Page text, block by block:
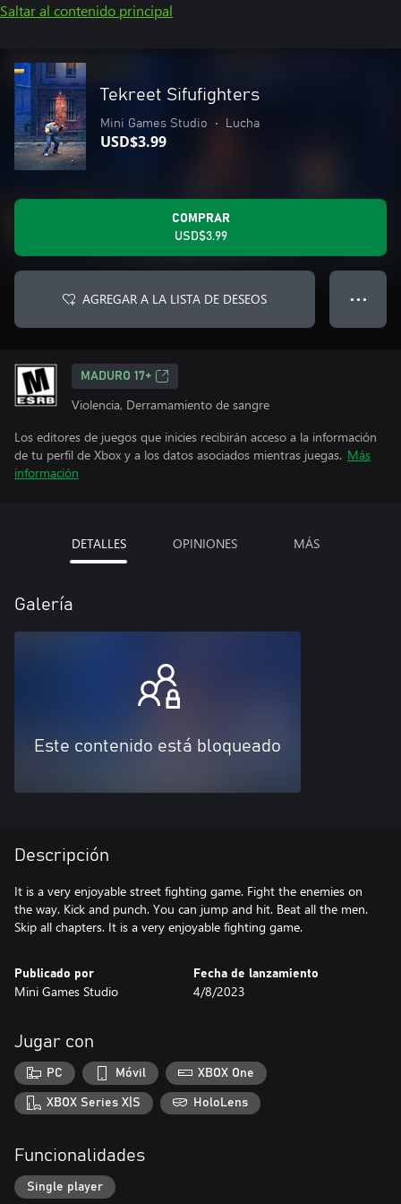
Saltar al contenido principal
Tekreet Sifufighters
Mini Games Studio • Lucha
USD$3.99
COMPRAR
USD$3.99
AGREGAR A LA LISTA DE DESEOS ● ● ●
MADURO 17+
Violencia, Derramamiento de sangre
Los editores de juegos que inicies recibirán acceso a la información
de tu perfil de Xbox y a los datos asociados mientras juegas. Más
información
DETALLES OPINIONES MÁS
Galería
Este contenido está bloqueado
Descripción
It is a very enjoyable street fighting game. Fight the enemies on
the way. Kick and punch. You can jump and hit. Beat all the men.
Skip all chapters. It is a very enjoyable fighting game.
Publicado por
Mini Games Studio
Fecha de lanzamiento
4/8/2023
Jugar con
PC Móvil XBOX One
XBOX Series X|S HoloLens
Funcionalidades
Single player